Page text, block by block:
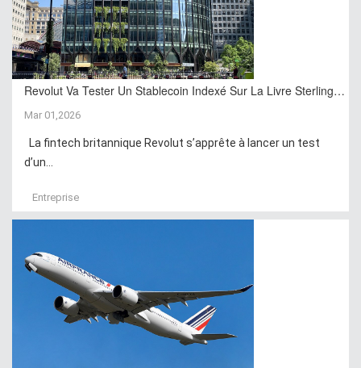
Revolut Va Tester Un Stablecoin Indexé Sur La Livre Sterling…
Mar 01,2026
La fintech britannique Revolut s’apprête à lancer un test
d’un...
Entreprise